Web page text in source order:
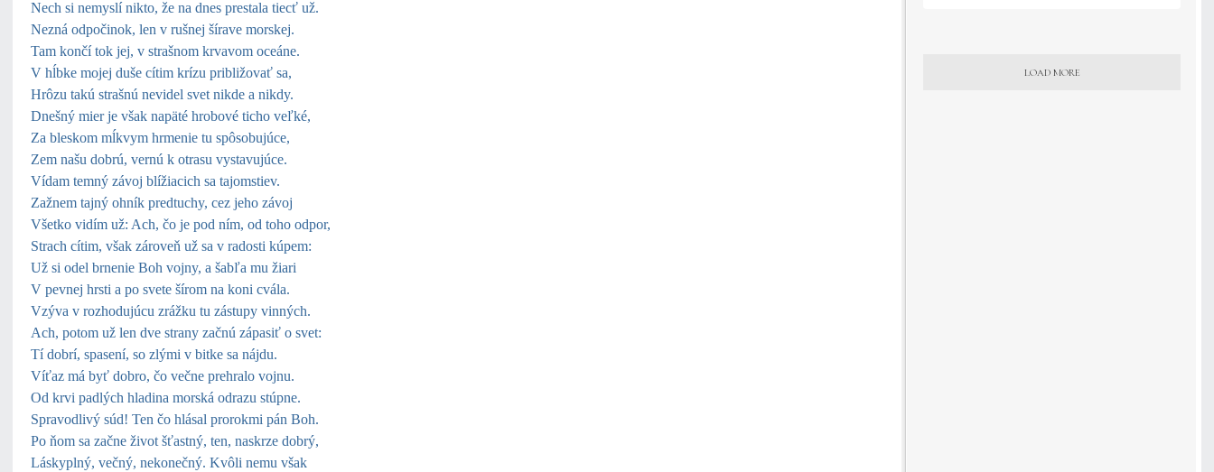
Nech si nemyslí nikto, že na dnes prestala tiecť už.
Nezná odpočinok, len v rušnej šírave morskej.
Tam končí tok jej, v strašnom krvavom oceáne.
V hĺbke mojej duše cítim krízu približovať sa,
Hrôzu takú strašnú nevidel svet nikde a nikdy.
Dnešný mier je však napäté hrobové ticho veľké,
Za bleskom mĺkvym hrmenie tu spôsobujúce,
Zem našu dobrú, vernú k otrasu vystavujúce.
Vídam temný závoj blížiacich sa tajomstiev.
Zažnem tajný ohník predtuchy, cez jeho závoj
Všetko vidím už: Ach, čo je pod ním, od toho odpor,
Strach cítim, však zároveň už sa v radosti kúpem:
Už si odel brnenie Boh vojny, a šabľa mu žiari
V pevnej hrsti a po svete šírom na koni cvála.
Vzýva v rozhodujúcu zrážku tu zástupy vinných.
Ach, potom už len dve strany začnú zápasiť o svet:
Tí dobrí, spasení, so zlými v bitke sa nájdu.
Víťaz má byť dobro, čo večne prehralo vojnu.
Od krvi padlých hladina morská odrazu stúpne.
Spravodlivý súd! Ten čo hlásal prorokmi pán Boh.
Po ňom sa začne život šťastný, ten, naskrze dobrý,
Láskyplný, večný, nekonečný. Kvôli nemu však
LOAD MORE